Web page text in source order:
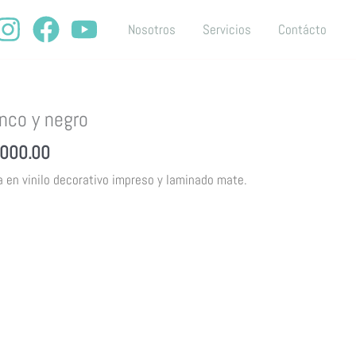
Nosotros Servicios Contácto
y negro
Current
is:
$280,000.00.
en vinilo decorativo impreso y laminado mate.